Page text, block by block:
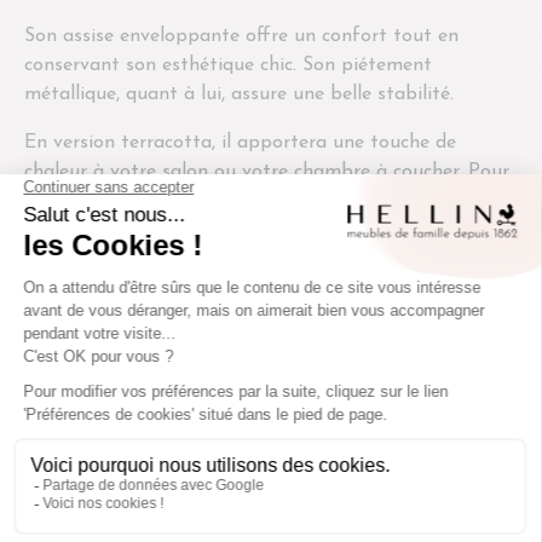
Son assise enveloppante offre un confort tout en
conservant son esthétique chic. Son piétement
métallique, quant à lui, assure une belle stabilité.
En version terracotta, il apportera une touche de
chaleur à votre salon ou votre chambre à coucher. Pour
votre entrée ou un espace bureau, privilégiez le coloris
Fiche technique
Colis